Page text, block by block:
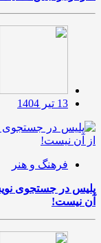
13 تیر 1404
فرهنگ و هنر
پلیس در جستجوی
آن نیست!